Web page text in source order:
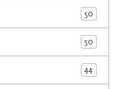
50
50
44